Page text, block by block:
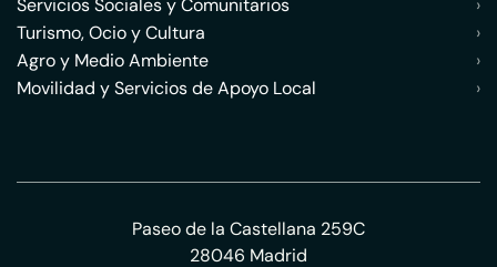
Servicios Sociales y Comunitarios
›
Turismo, Ocio y Cultura
›
Agro y Medio Ambiente
›
Movilidad y Servicios de Apoyo Local
›
Paseo de la Castellana 259C
28046 Madrid